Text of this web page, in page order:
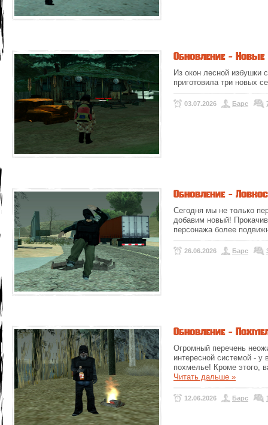
Обновление -
Из окон лесной избушки
приготовила три новых
03.07.2026 Барс
Обновление -
Сегодня мы не только
добавим новый!
персонажа более
26.06.2026 Барс
Обновление -
Огромный перечень
интересной системой - у
похмелье! Кроме этого,
Читать дальше »
12.06.2026 Барс